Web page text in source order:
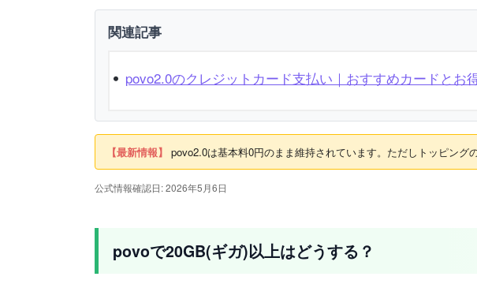
関連記事
povo2.0のクレジットカード支払い｜おすすめカードとお
【最新情報】 povo2.0は基本料0円のまま維持されています。ただしトッピン
公式情報確認日: 2026年5月6日
povoで20GB(ギガ)以上はどうする？